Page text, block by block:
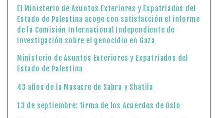
El Ministerio de Asuntos Exteriores y Expatriados del
Estado de Palestina acoge con satisfacción el informe
de la Comisión Internacional Independiente de
Investigación sobre el genocidio en Gaza
Ministerio de Asuntos Exteriores y Expatriados del
Estado de Palestina
43 años de la Masacre de Sabra y Shatila
13 de septiembre: firma de los Acuerdos de Oslo